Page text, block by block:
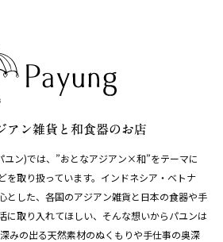
ユン)では、”おとなアジアン×和”をテーマに
を取り扱っています。インドネシア・ベトナ
とした、各国のアジアン雑貨と日本の食器や手
に取り入れてほしい、そんな想いからパユンは
みの出る天然素材のぬくもりや手仕事の奥深